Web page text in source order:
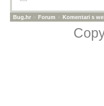
Bug.hr » Forum » Komentari s